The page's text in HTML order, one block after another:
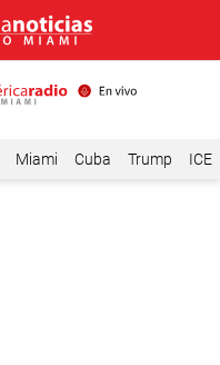
Miami Cuba Trump ICE